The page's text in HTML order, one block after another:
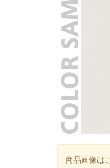
商品画像は